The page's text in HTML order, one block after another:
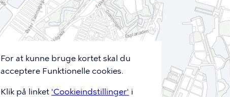
For at kunne bruge kortet skal du
acceptere Funktionelle cookies.
Klik på linket 'Cookieindstillinger' i